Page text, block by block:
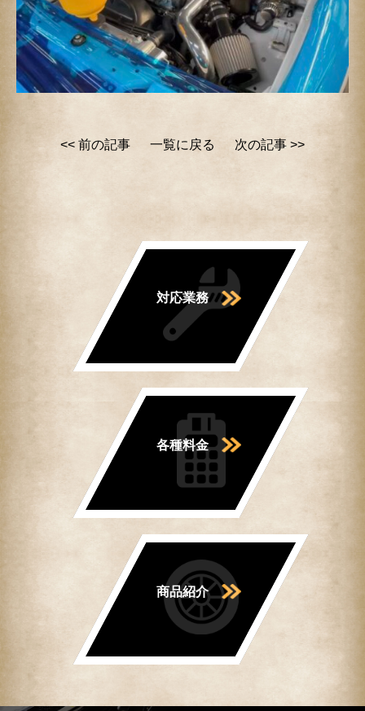
<< 前の記事 一覧に戻る 次の記事 >>
対応業務
各種料金
商品紹介